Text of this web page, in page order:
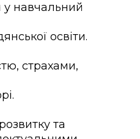
навчальний
освіти.
страхами,
та